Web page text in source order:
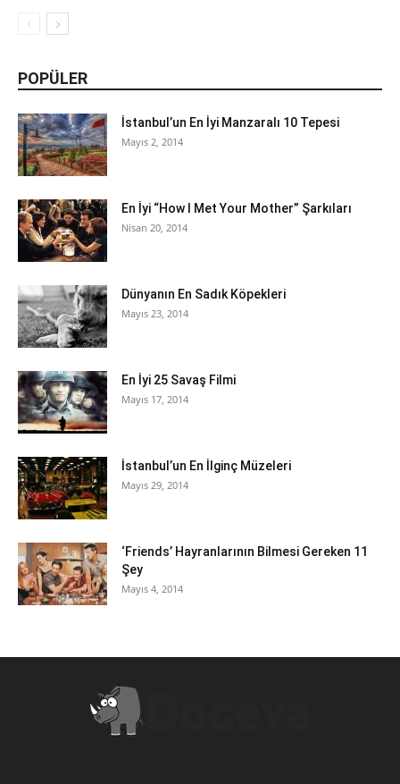
POPÜLER
İstanbul’un En İyi Manzaralı 10 Tepesi
Mayıs 2, 2014
En İyi “How I Met Your Mother” Şarkıları
Nisan 20, 2014
Dünyanın En Sadık Köpekleri
Mayıs 23, 2014
En İyi 25 Savaş Filmi
Mayıs 17, 2014
İstanbul’un En İlginç Müzeleri
Mayıs 29, 2014
‘Friends’ Hayranlarının Bilmesi Gereken 11
Şey
Mayıs 4, 2014